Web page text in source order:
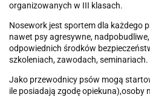
organizowanych w III klasach.
Nosework jest sportem dla każdego
nawet psy agresywne,
odpowiednich środków
szkoleniach, zawodach, seminariach.
Jako przewodnicy psów mogą
ile posiadają zgodę opiekuna),osoby